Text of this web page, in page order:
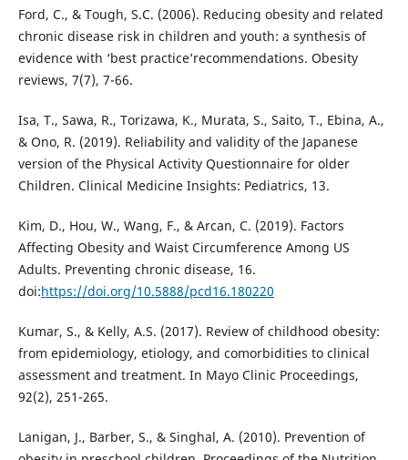
Ford, C., & Tough, S.C. (2006). Reducing obesity and related
chronic disease risk in children and youth: a synthesis of
evidence with ‘best practice’recommendations. Obesity
reviews, 7(7), 7-66.
Isa, T., Sawa, R., Torizawa, K., Murata, S., Saito, T., Ebina, A.,
& Ono, R. (2019). Reliability and validity of the Japanese
version of the Physical Activity Questionnaire for older
Children. Clinical Medicine Insights: Pediatrics, 13.
Kim, D., Hou, W., Wang, F., & Arcan, C. (2019). Factors
Affecting Obesity and Waist Circumference Among US
Adults. Preventing chronic disease, 16.
doi:https://doi.org/10.5888/pcd16.180220
Kumar, S., & Kelly, A.S. (2017). Review of childhood obesity:
from epidemiology, etiology, and comorbidities to clinical
assessment and treatment. In Mayo Clinic Proceedings,
92(2), 251-265.
Lanigan, J., Barber, S., & Singhal, A. (2010). Prevention of